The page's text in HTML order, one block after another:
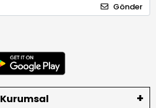
Gönder
Kurumsal